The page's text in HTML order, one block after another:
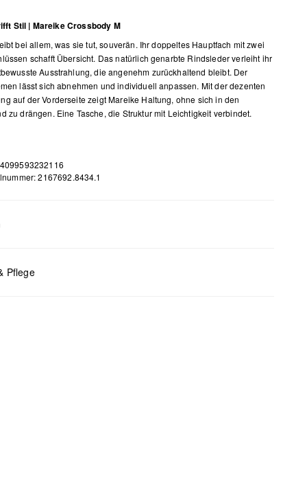
Stil | Mareike Crossbody M
bei allem, was sie tut, souverän. Ihr doppeltes Hauptfach mit zwei
schafft Übersicht. Das natürlich genarbte Rindsleder verleiht ihr
Ausstrahlung, die angenehm zurückhaltend bleibt. Der
lässt sich abnehmen und individuell anpassen. Mit der dezenten
auf der Vorderseite zeigt Mareike Haltung, ohne sich in den
zu drängen. Eine Tasche, die Struktur mit Leichtigkeit verbindet.
2167692.8434.1
Pflege